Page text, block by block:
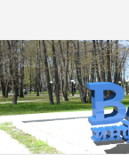
к
содержимому